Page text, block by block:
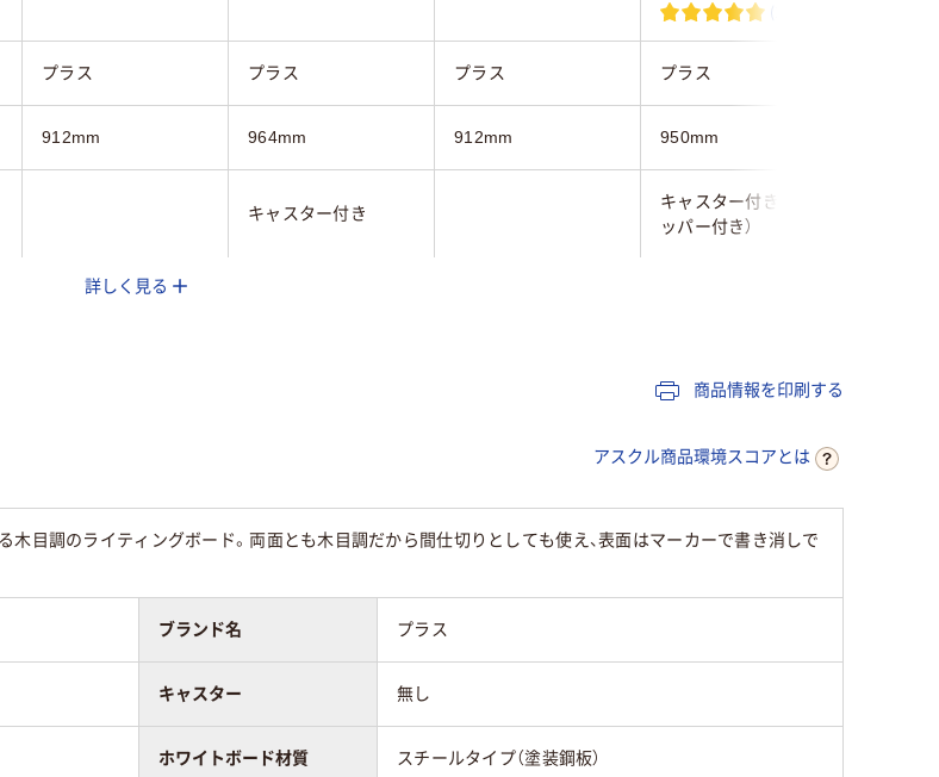
(1)
プラス プラス プラス プラス
912mm 964mm 912mm 950mm
キャスター付き
キャスター付き（スト
ッパー付き）
1534mm 1790mm 1534mm 1840mm
詳しく見る
商品情報を印刷する
アスクル商品環境スコアとは
木目調のライティングボード。両面とも木目調だから間仕切りとしても使え、表面はマーカーで書き消しで
ブランド名 プラス
キャスター 無し
ホワイトボード材質 スチールタイプ（塗装鋼板）